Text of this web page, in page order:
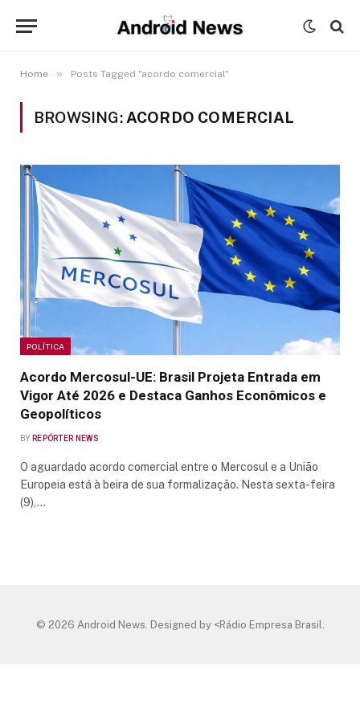
Home » Posts Tagged "acordo comercial"
BROWSING: ACORDO COMERCIAL
POLÍTICA
Acordo Mercosul-UE: Brasil Projeta Entrada em
Vigor Até 2026 e Destaca Ganhos Econômicos e
Geopolíticos
BY REPÓRTER NEWS
O aguardado acordo comercial entre o Mercosul e a União
Europeia está à beira de sua formalização. Nesta sexta-feira
(9),…
© 2026 Android News. Designed by <Rádio Empresa Brasil.